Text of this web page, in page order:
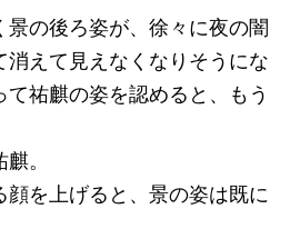
の後ろ姿が、徐々に夜の闇
消えて見えなくなりそうにな
祐麒の姿を認めると、もう
。
を上げると、景の姿は既に